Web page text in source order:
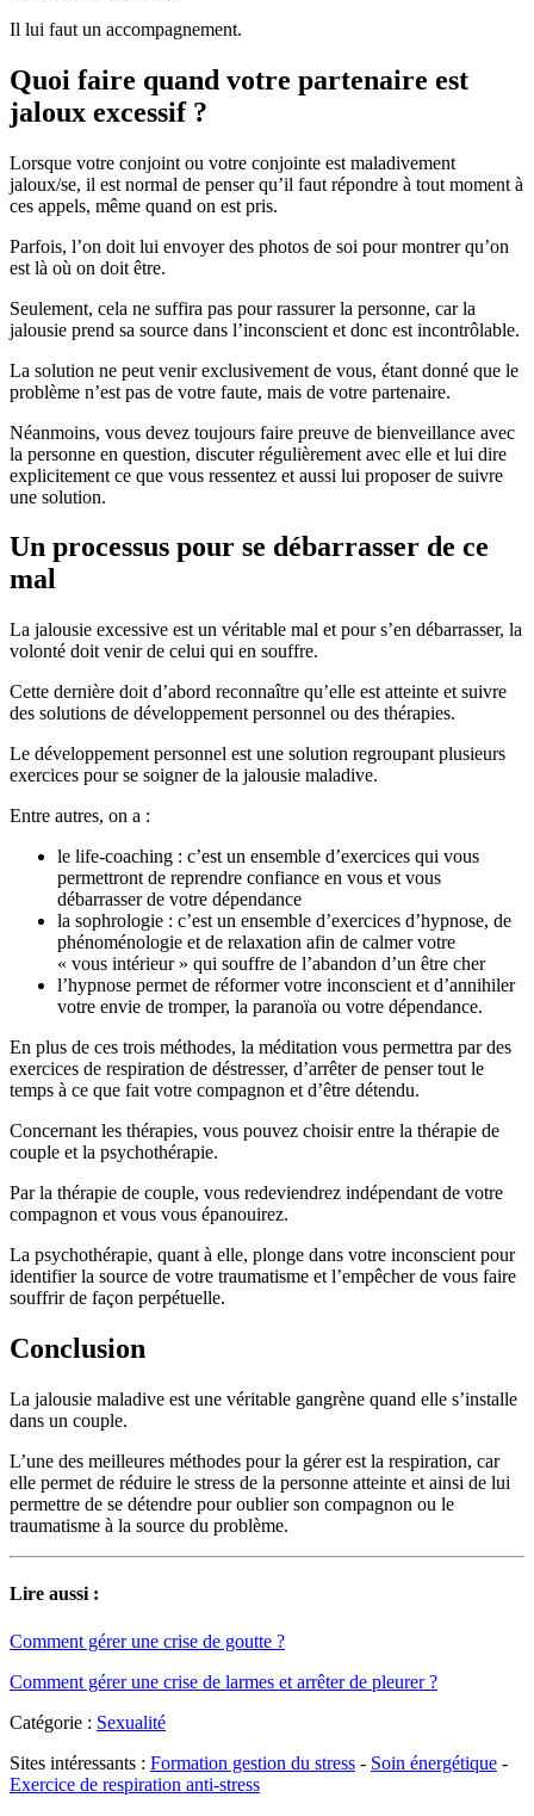
Il lui faut un accompagnement.
Quoi faire quand votre partenaire est
jaloux excessif ?
Lorsque votre conjoint ou votre conjointe est maladivement
jaloux/se, il est normal de penser qu’il faut répondre à tout moment à
ces appels, même quand on est pris.
Parfois, l’on doit lui envoyer des photos de soi pour montrer qu’on
est là où on doit être.
Seulement, cela ne suffira pas pour rassurer la personne, car la
jalousie prend sa source dans l’inconscient et donc est incontrôlable.
La solution ne peut venir exclusivement de vous, étant donné que le
problème n’est pas de votre faute, mais de votre partenaire.
Néanmoins, vous devez toujours faire preuve de bienveillance avec
la personne en question, discuter régulièrement avec elle et lui dire
explicitement ce que vous ressentez et aussi lui proposer de suivre
une solution.
Un processus pour se débarrasser de ce
mal
La jalousie excessive est un véritable mal et pour s’en débarrasser, la
volonté doit venir de celui qui en souffre.
Cette dernière doit d’abord reconnaître qu’elle est atteinte et suivre
des solutions de développement personnel ou des thérapies.
Le développement personnel est une solution regroupant plusieurs
exercices pour se soigner de la jalousie maladive.
Entre autres, on a :
le life-coaching : c’est un ensemble d’exercices qui vous
permettront de reprendre confiance en vous et vous
débarrasser de votre dépendance
la sophrologie : c’est un ensemble d’exercices d’hypnose, de
phénoménologie et de relaxation afin de calmer votre
« vous intérieur » qui souffre de l’abandon d’un être cher
l’hypnose permet de réformer votre inconscient et d’annihiler
votre envie de tromper, la paranoïa ou votre dépendance.
En plus de ces trois méthodes, la méditation vous permettra par des
exercices de respiration de déstresser, d’arrêter de penser tout le
temps à ce que fait votre compagnon et d’être détendu.
Concernant les thérapies, vous pouvez choisir entre la thérapie de
couple et la psychothérapie.
Par la thérapie de couple, vous redeviendrez indépendant de votre
compagnon et vous vous épanouirez.
La psychothérapie, quant à elle, plonge dans votre inconscient pour
identifier la source de votre traumatisme et l’empêcher de vous faire
souffrir de façon perpétuelle.
Conclusion
La jalousie maladive est une véritable gangrène quand elle s’installe
dans un couple.
L’une des meilleures méthodes pour la gérer est la respiration, car
elle permet de réduire le stress de la personne atteinte et ainsi de lui
permettre de se détendre pour oublier son compagnon ou le
traumatisme à la source du problème.
Lire aussi :
Comment gérer une crise de goutte ?
Comment gérer une crise de larmes et arrêter de pleurer ?
Catégorie : Sexualité
Sites intéressants : Formation gestion du stress - Soin énergétique -
Exercice de respiration anti-stress